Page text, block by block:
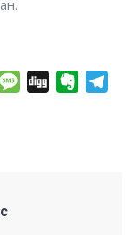
SkypeMessage
Digg Evernote